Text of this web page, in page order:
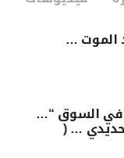
الموت …
في السوق “…
… (